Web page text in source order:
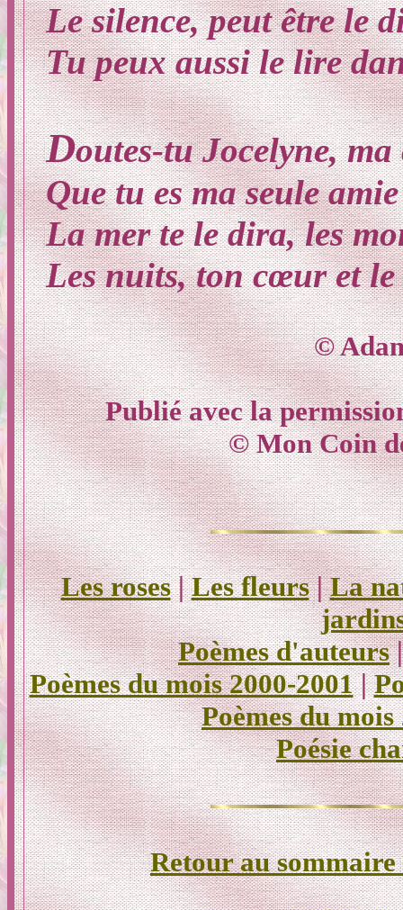
Le silence, peut être le
Tu peux aussi le lire
Doutes-tu Jocelyne, ma
Que tu es ma seule
La mer te le dira, les
Les nuits, ton cœur et
©
Publié avec la
© Mon Coin
Les roses|Les fleurs|La
Poèmes d'auteurs
Poèmes du mois 2000-2001|
Poèmes du
Poésie
Retour au sommaire